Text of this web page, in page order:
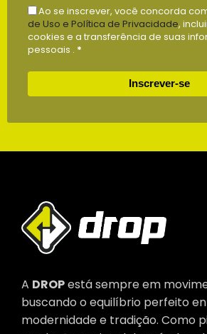
Ao se inscrever, você concorda
de Uso e Política de Privacidade,
cookies e a transferência de suas
pessoais . *
Inscrever-se
A DROPestá sempre em
buscando o equilíbrio perfeito
modernidade e tradição. Como